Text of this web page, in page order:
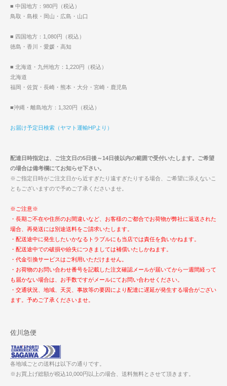
■ 中国地方：980円（税込）
鳥取・島根・岡山・広島・山口
■ 四国地方：1,080円（税込）
徳島・香川・愛媛・高知
■ 北海道・九州地方：1,220円（税込）
北海道
福岡・佐賀・長崎・熊本・大分・宮崎・鹿児島
■沖縄・離島地方：1,320円（税込）
お届け予定日検索（ヤマト運輸HPより）
配達日時指定は、ご注文日の5日後～14日後以内の範囲で受付いたします。ご希望
の場合は備考欄にてお知らせ下さい。
※ご指定日時がご注文日から近すぎたり遠すぎたりする場合、ご希望に添えないこ
ともございますので予めご了承くださいませ。
※ご注意※
・長期ご不在や住所のお間違いなど、お客様のご都合でお荷物が弊社に返送された
場合、再発送には別途送料をご請求いたします。
・配送途中に発生したいかなるトラブルにも当店では責任を負いかねます。
・配送途中での破損や紛失につきましては補償いたしかねます。
・代金引換サービスはご利用いただけません。
・お荷物のお問い合わせ番号を記載した注文確認メールが届いてから一週間経って
も届かない場合は、お手数ですがメールにてお問い合わせください。
・交通状況、地域、天災、事故等の要因により配達に遅延が発生する場合がござい
ます。予めご了承くださいませ。
佐川急便
各地域ごとの送料は以下の通りです。
※お買上げ総額が税込10,000円以上の場合、送料無料とさせて頂きます。